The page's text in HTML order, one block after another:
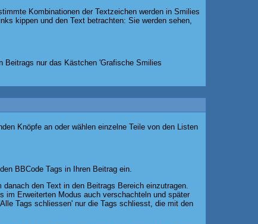
Kombinationen der Textzeichen werden in Smilies
kippen und den Text betrachten: Sie werden sehen,
Beitrags nur das Kästchen 'Grafische Smilies
Knöpfe an oder wählen einzelne Teile von den Listen
BBCode Tags in Ihren Beitrag ein.
den Text in den Beitrags Bereich einzutragen.
im Erweiterten Modus auch verschachteln und später
Tags schliessen' nur die Tags schliesst, die mit den